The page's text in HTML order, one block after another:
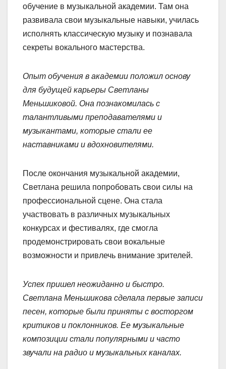
обучение в музыкальной академии. Там она
развивала свои музыкальные навыки, училась
исполнять классическую музыку и познавала
секреты вокального мастерства.
Опыт обучения в академии положил основу
для будущей карьеры Светланы
Меньшиковой. Она познакомилась с
талантливыми преподавателями и
музыкантами, которые стали ее
наставниками и вдохновителями.
После окончания музыкальной академии,
Светлана решила попробовать свои силы на
профессиональной сцене. Она стала
участвовать в различных музыкальных
конкурсах и фестивалях, где смогла
продемонстрировать свои вокальные
возможности и привлечь внимание зрителей.
Успех пришел неожиданно и быстро.
Светлана Меньшикова сделала первые записи
песен, которые были приняты с восторгом
критиков и поклонников. Ее музыкальные
композиции стали популярными и часто
звучали на радио и музыкальных каналах.